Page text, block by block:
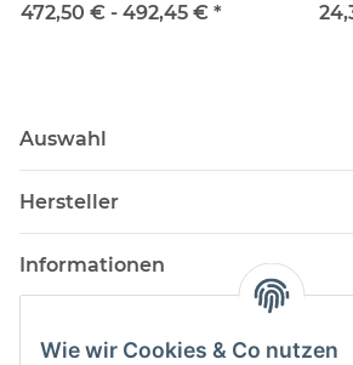
Wie wir Cookies & Co nutzen
472,50 € - 492,45 € *
Auswahl
Hersteller
Informationen